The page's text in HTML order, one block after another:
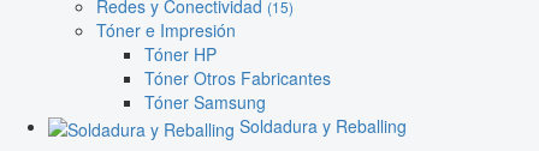
Redes y Conectividad (15)
Tóner e Impresión
Tóner HP
Tóner Otros Fabricantes
Tóner Samsung
Soldadura y Reballing